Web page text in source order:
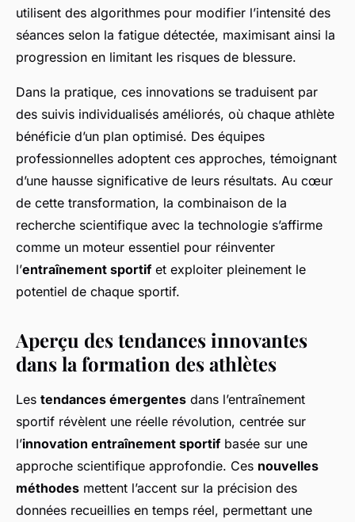
utilisent des algorithmes pour modifier l’intensité des
séances selon la fatigue détectée, maximisant ainsi la
progression en limitant les risques de blessure.
Dans la pratique, ces innovations se traduisent par
des suivis individualisés améliorés, où chaque athlète
bénéficie d’un plan optimisé. Des équipes
professionnelles adoptent ces approches, témoignant
d’une hausse significative de leurs résultats. Au cœur
de cette transformation, la combinaison de la
recherche scientifique avec la technologie s’affirme
comme un moteur essentiel pour réinventer
l’entraînement sportifet exploiter pleinement le
potentiel de chaque sportif.
Aperçu des tendances innovantes
dans la formation des athlètes
Les tendances émergentes dans l’entraînement
sportif révèlent une réelle révolution, centrée sur
l’innovation entraînement sportifbasée sur une
approche scientifique approfondie. Ces nouvelles
méthodes mettent l’accent sur la précision des
données recueillies en temps réel, permettant une